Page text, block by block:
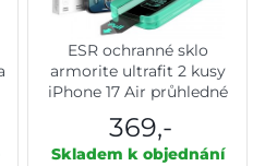
ESR ochranné sklo
armorite ultrafit 2 kusy
iPhone 17 Air průhledné
369,-
Skladem k objednání